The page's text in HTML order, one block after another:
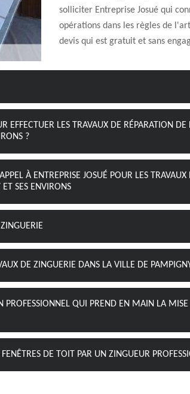
solliciter Entreprise Josué qui
opérations dans les règles de
devis qui est gratuit et sans
EFFECTUER LES TRAVAUX DE RÉPARATION
?
À ENTREPRISE JOSUÉ POUR LES
SES ENVIRONS
DE ZINGUERIE DANS LA VILLE DE
PROFESSIONNEL QUI PREND EN MAIN LA
DE TOIT PAR UN ZINGUEUR